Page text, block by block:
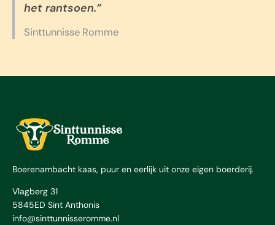
het rantsoen.”
Sinttunnisse Romme
Boerenambacht kaas, puur en eerlijk uit onze eigen boerderij.
Vlagberg 31
5845ED Sint Anthonis
info@sinttunnisseromme.nl